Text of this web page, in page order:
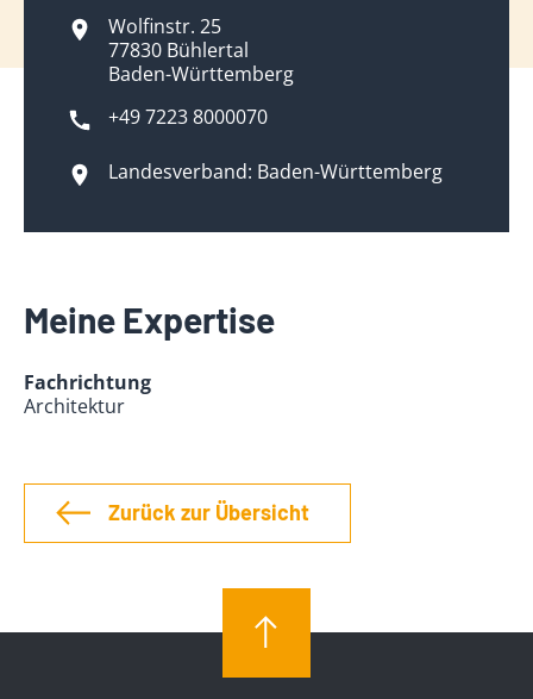
Wolfinstr. 25
77830 Bühlertal
Baden-Württemberg
+49 7223 8000070
Landesverband: Baden-Württemberg
Meine Expertise
Fachrichtung
Architektur
Zurück zur Übersicht